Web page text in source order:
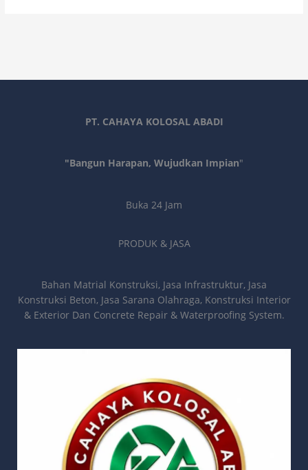
PT. CAHAYA KOLOSAL ABADI
"Bangun Harapan, Wujudkan Impian"
Buka 24 Jam
PRODUK & JASA
Bahan Matrial Konstruksi, Jasa Infrastruktur, Jasa
Konstruksi Beton, Jasa Sarana Olahraga, Konstruksi Interior
& Exterior Dan Concrete Repair & Waterproofing System.